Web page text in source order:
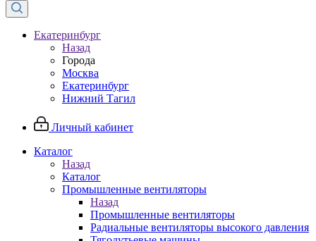
Екатеринбург
Назад
Города
Москва
Екатеринбург
Нижний Тагил
Личный кабинет
Каталог
Назад
Каталог
Промышленные вентиляторы
Назад
Промышленные вентиляторы
Радиальные вентиляторы высокого давления